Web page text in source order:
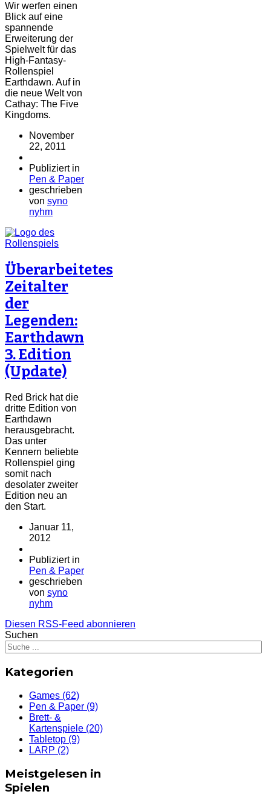
Wir werfen einen
Blick auf eine
spannende
Erweiterung der
Spielwelt für das
High-Fantasy-
Rollenspiel
Earthdawn. Auf in
die neue Welt von
Cathay: The Five
Kingdoms.
November
22, 2011
Publiziert in
Pen & Paper
geschrieben
von syno
nyhm
Überarbeitetes
Zeitalter
der
Legenden:
Earthdawn
3. Edition
(Update)
Red Brick hat die
dritte Edition von
Earthdawn
herausgebracht.
Das unter
Kennern beliebte
Rollenspiel ging
somit nach
desolater zweiter
Edition neu an
den Start.
Januar 11,
2012
Publiziert in
Pen & Paper
geschrieben
von syno
nyhm
Diesen RSS-Feed abonnieren
Suchen
Kategorien
Games (62)
Pen & Paper (9)
Brett- &
Kartenspiele (20)
Tabletop (9)
LARP (2)
Meistgelesen in
Spielen